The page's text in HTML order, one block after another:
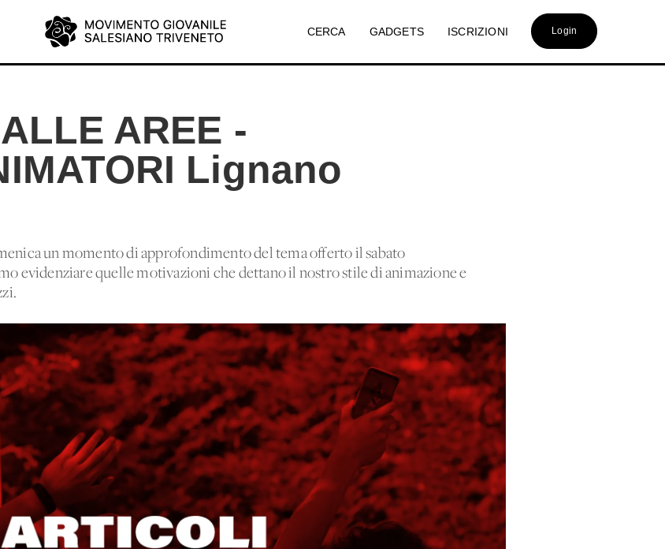
CERCA GADGETS ISCRIZIONI Login
AREE -
Lignano
un momento di approfondimento del tema offerto il sabato
evidenziare quelle motivazioni che dettano il nostro stile di animazione e